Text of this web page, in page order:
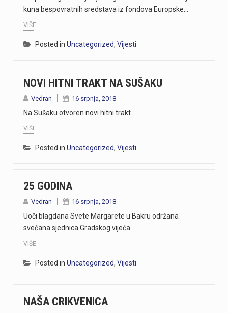
kuna bespovratnih sredstava iz fondova Europske…
VIŠE
Posted in Uncategorized, Vijesti
NOVI HITNI TRAKT NA SUŠAKU
Vedran 16 srpnja, 2018
Na Sušaku otvoren novi hitni trakt.
VIŠE
Posted in Uncategorized, Vijesti
25 GODINA
Vedran 16 srpnja, 2018
Uoči blagdana Svete Margarete u Bakru održana
svečana sjednica Gradskog vijeća
VIŠE
Posted in Uncategorized, Vijesti
NAŠA CRIKVENICA